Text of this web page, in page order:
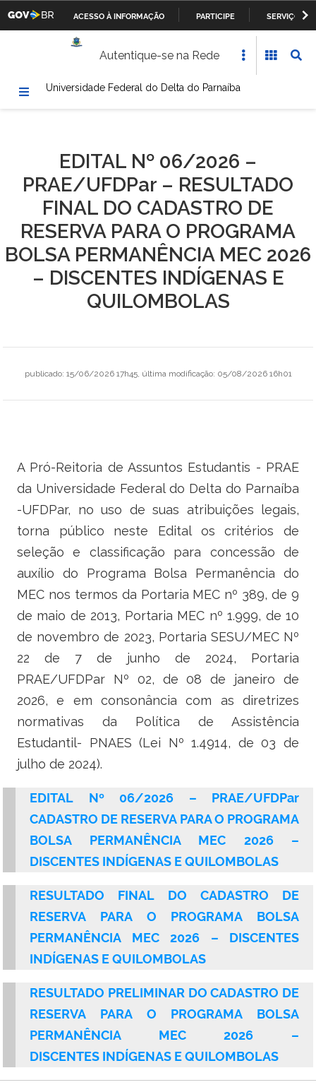
PARA
CONTEÚDO
ACESSO À INFORMAÇÃO PARTICIPE
SERVIÇOS
Ministério da Defesa
Ministério da Fazenda
Ministério da Agricultura, Pecuária e Abastecimento
Ministério da Educação
Ministério da Saúde
Ministério de Minas e Energia
Ministério da Ciência, Tecnologia, Inovações e Comunicações
Ministério do Meio Ambiente
Ministério do Turismo
Ministério das Cidades
Ministério da Transparência e Controladoria-Geral da União
Ministério dos Direitos Humanos
Gabinete de Segurança Institucional
Advocacia-Geral da União
Autentique-se na Rede
Universidade Federal do Delta do Parnaíba
EDITAL Nº 06/2026 –
PRAE/UFDPar – RESULTADO
FINAL DO CADASTRO DE
RESERVA PARA O PROGRAMA
BOLSA PERMANÊNCIA MEC 2026
– DISCENTES INDÍGENAS E
QUILOMBOLAS
publicado: 15/06/2026 17h45, última modificação: 05/08/2026 16h01
A Pró-Reitoria de Assuntos Estudantis - PRAE
da Universidade Federal do Delta do Parnaíba
-UFDPar, no uso de suas atribuições legais,
torna público neste Edital os critérios de
seleção e classificação para concessão de
auxílio do Programa Bolsa Permanência do
MEC nos termos da Portaria MEC nº 389, de 9
de maio de 2013, Portaria MEC nº 1.999, de 10
de novembro de 2023, Portaria SESU/MEC Nº
22 de 7 de junho de 2024, Portaria
PRAE/UFDPar Nº 02, de 08 de janeiro de
2026, e em consonância com as diretrizes
normativas da Política de Assistência
Estudantil- PNAES (Lei Nº 1.4914, de 03 de
julho de 2024).
EDITAL Nº 06/2026 – PRAE/UFDPar
CADASTRO DE RESERVA PARA O PROGRAMA
BOLSA PERMANÊNCIA MEC 2026 –
DISCENTES INDÍGENAS E QUILOMBOLAS
RESULTADO FINAL DO CADASTRO DE
RESERVA PARA O PROGRAMA BOLSA
PERMANÊNCIA MEC 2026 – DISCENTES
INDÍGENAS E QUILOMBOLAS
RESULTADO PRELIMINAR DO CADASTRO DE
RESERVA PARA O PROGRAMA BOLSA
PERMANÊNCIA MEC 2026 –
DISCENTES INDÍGENAS E QUILOMBOLAS